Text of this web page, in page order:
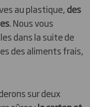
au plastique,des
. Nous vous
dans la suite de
des aliments frais,
sur deux